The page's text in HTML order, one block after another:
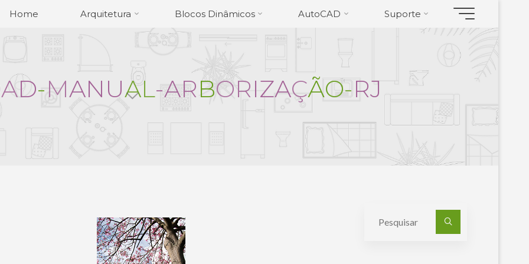
Home Arquitetura Blocos Dinâmicos AutoCAD Suporte
AD-MAN UAL-ARBORIZAÇÃO-RJ